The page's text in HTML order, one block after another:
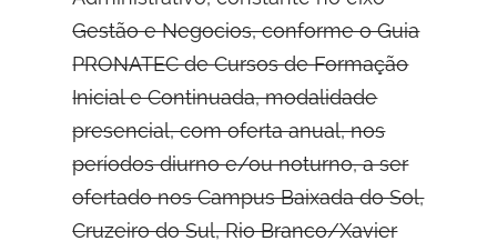
Gestão e Negocios, conforme o Guia
PRONATEC de Cursos de Formação
Inicial e Continuada, modalidade
presencial, com oferta anual, nos
períodos diurno e/ou noturno, a ser
ofertado nos Campus Baixada do Sol,
Cruzeiro do Sul, Rio Branco/Xavier